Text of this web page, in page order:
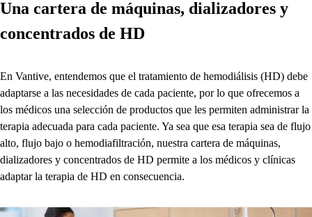
Una cartera de máquinas, dializadores y
concentrados de HD
En Vantive, entendemos que el tratamiento de hemodiálisis (HD) debe
adaptarse a las necesidades de cada paciente, por lo que ofrecemos a
los médicos una selección de productos que les permiten administrar la
terapia adecuada para cada paciente. Ya sea que esa terapia sea de flujo
alto, flujo bajo o hemodiafiltración, nuestra cartera de máquinas,
dializadores y concentrados de HD permite a los médicos y clínicas
adaptar la terapia de HD en consecuencia.